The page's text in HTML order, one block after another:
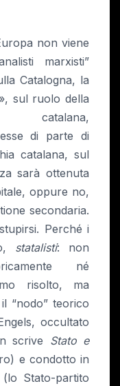
non viene
marxisti”
Catalogna, la
sul ruolo della
catalana,
di parte di
catalana, sul
sarà ottenuta
oppure no,
secondaria.
Perché i
statalisti: non
né
risolto, ma
“nodo” teorico
occultato
scrive Stato e
e condotto in
Stato-partito